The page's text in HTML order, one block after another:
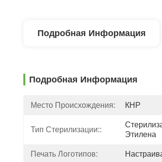
Подробная Информация
Подробная Информация
Место Происхождения: КНР
Тип Стерилизации::
Этилена
Печать Логотипов: